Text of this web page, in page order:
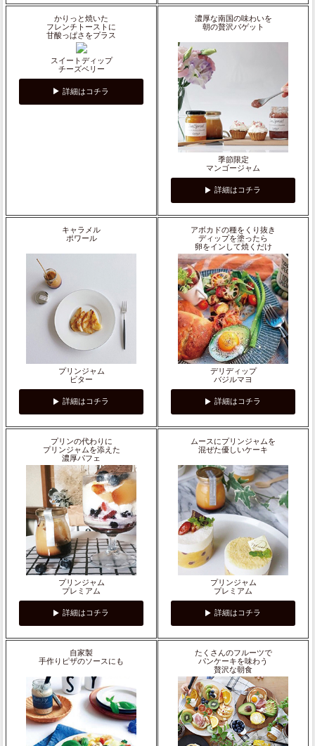
かりっと焼いた
フレンチトーストに
甘酸っぱさをプラス
スイートディップ
チーズベリー
詳細はコチラ
濃厚な南国の味わいを
朝の贅沢バゲット
季節限定
マンゴージャム
詳細はコチラ
キャラメル
ポワール
プリンジャム
ビター
詳細はコチラ
アボカドの種をくり抜き
ディップを塗ったら
卵をインして焼くだけ
デリディップ
バジルマヨ
詳細はコチラ
プリンの代わりに
プリンジャムを添えた
濃厚パフェ
プリンジャム
プレミアム
詳細はコチラ
ムースにプリンジャムを
混ぜた優しいケーキ
プリンジャム
プレミアム
詳細はコチラ
自家製
手作りピザのソースにも
たくさんのフルーツで
パンケーキを味わう
贅沢な朝食